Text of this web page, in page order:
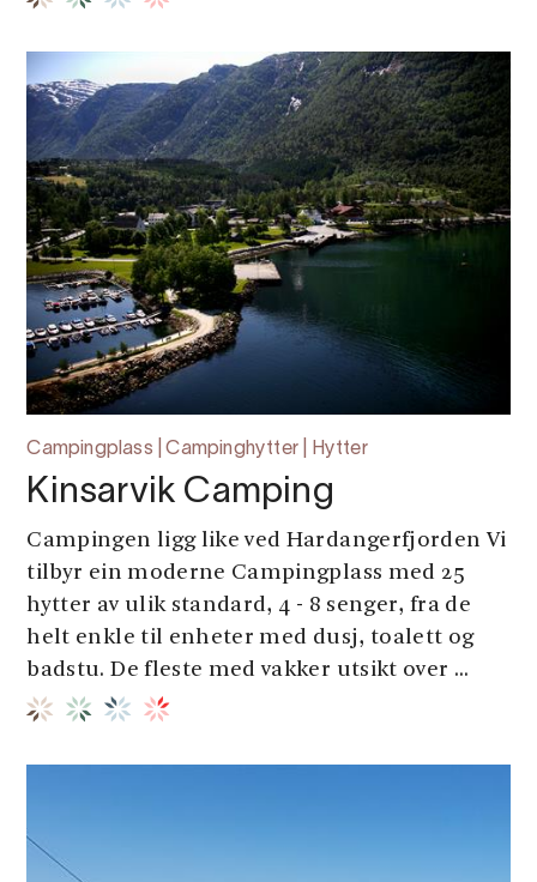
Campingplass | Campinghytter | Hytter
Kinsarvik Camping
Campingen ligg like ved Hardangerfjorden Vi
tilbyr ein moderne Campingplass med 25
hytter av ulik standard, 4 - 8 senger, fra de
helt enkle til enheter med dusj, toalett og
badstu. De fleste med vakker utsikt over ...